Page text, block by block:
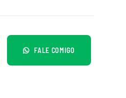
FALE COMIGO